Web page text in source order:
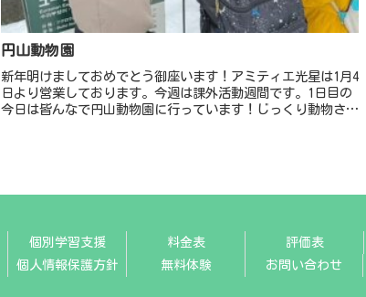
円山動物園
新年明けましておめでとう御座います！アミティエ光星は1月4
日より営業しております。今週は課外活動週間です。1日目の
今日は皆んなで円山動物園に行っています！じっくり動物さん
個別学習支援 料金表 評価表
個人情報保護方針
無料体験 お問い合わせ